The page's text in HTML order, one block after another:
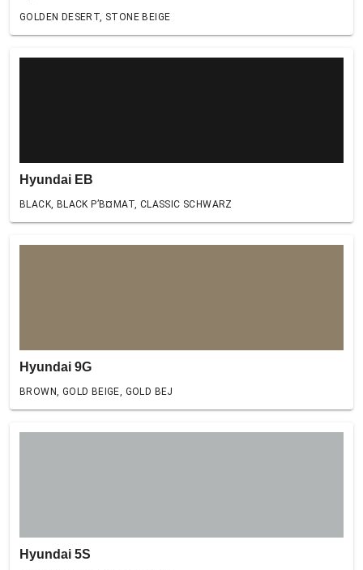
GOLDEN DESERT, STONE BEIGE
Hyundai EB
BLACK, BLACK Р’В¤MAT, CLASSIC SCHWARZ
Hyundai 9G
BROWN, GOLD BEIGE, GOLD BEJ
Hyundai 5S